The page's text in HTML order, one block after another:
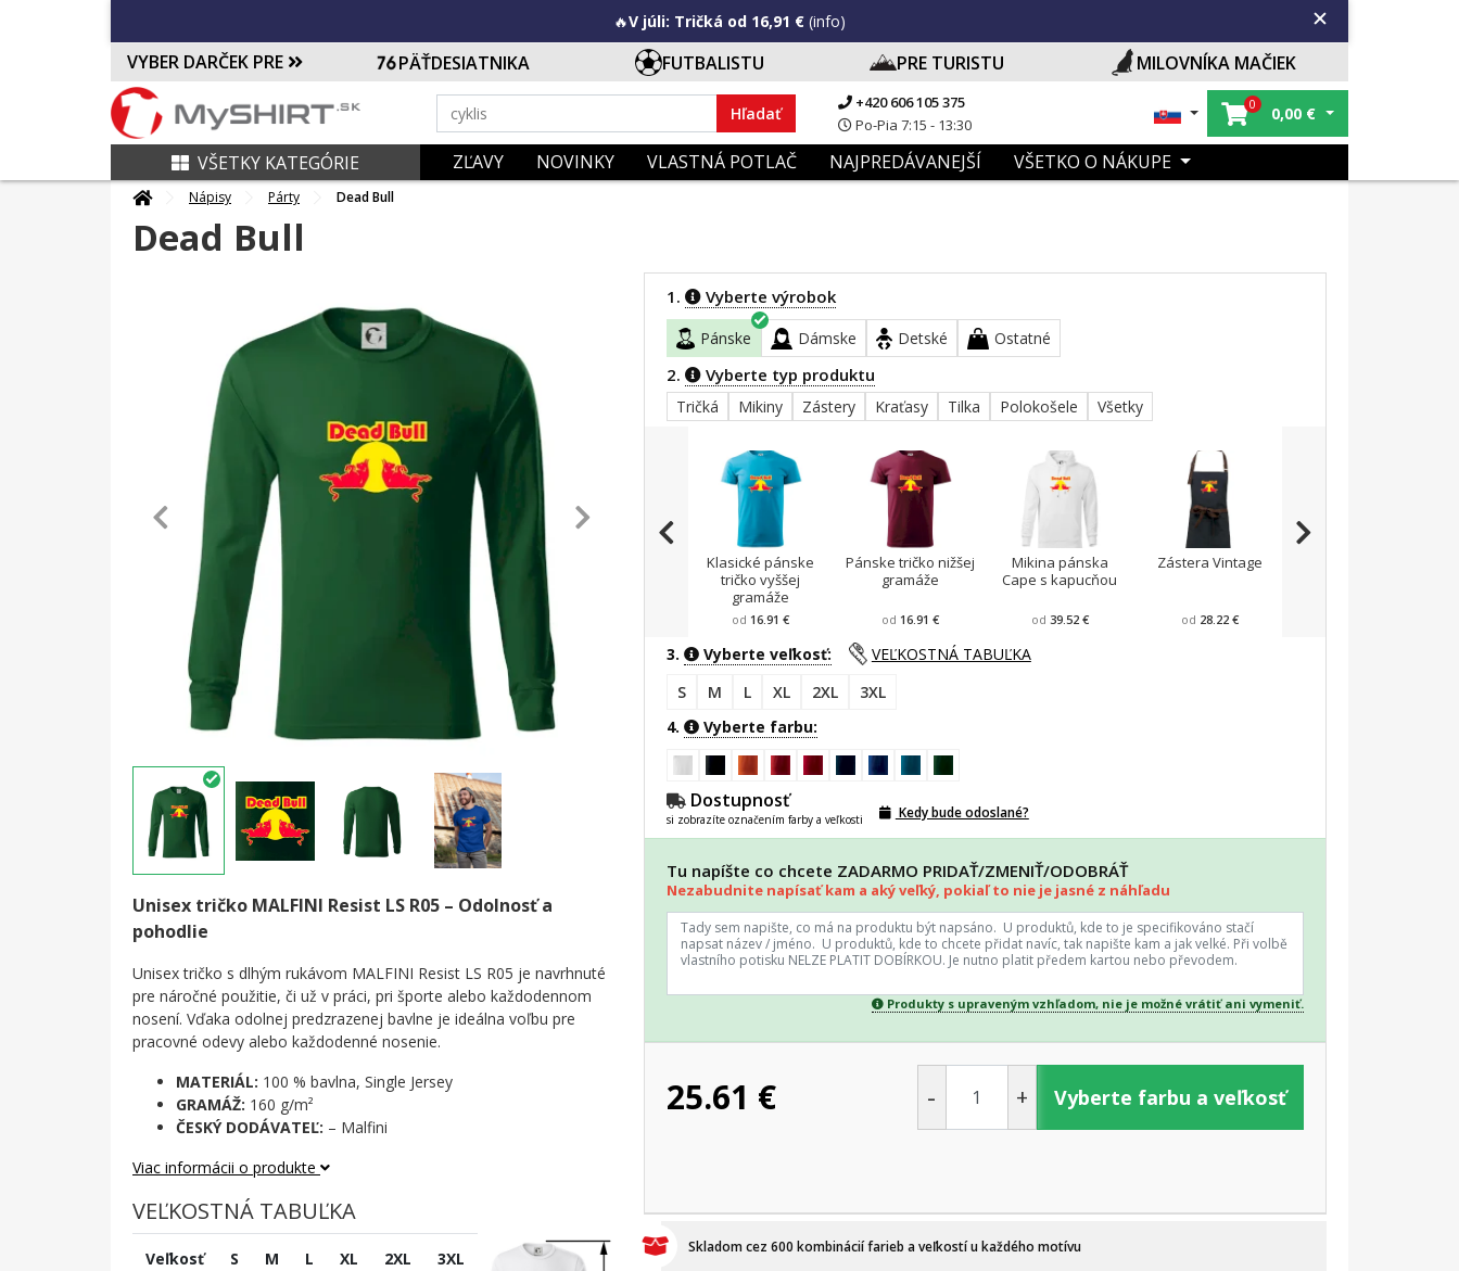
🔥V júli: Tričká od 16,91 € (info)
VYBER DARČEK PRE PÄŤDESIATNIKA FUTBALISTU PRE TURISTU MILOVNÍKA MAČIEK
Hľadať
+420 606 105 375
Po-Pia 7:15 - 13:30
0 0,00 €
VŠETKY KATEGÓRIE ZĽAVY NOVINKY VLASTNÁ POTLAČ NAJPREDÁVANEJŠÍ VŠETKO O NÁKUPE
Nápisy Párty Dead Bull
Dead Bull
Unisex tričko MALFINI Resist LS R05 – Odolnosť a
pohodlie
Unisex tričko s dlhým rukávom MALFINI Resist LS R05 je navrhnuté
pre náročné použitie, či už v práci, pri športe alebo každodennom
nosení. Vďaka odolnej predzrazenej bavlne je ideálna voľbu pre
pracovné odevy alebo každodenné nosenie.
MATERIÁL: 100 % bavlna, Single Jersey
GRAMÁŽ: 160 g/m²
ČESKÝ DODÁVATEĽ: – Malfini
Viac informácii o produkte
VEĽKOSTNÁ TABUĽKA
Veľkosť S M L XL 2XL 3XL
1. Vyberte výrobok
Pánske Dámske Detské Ostatné
2. Vyberte typ produktu
Tričká Mikiny Zástery Kraťasy Tilka Polokošele Všetky
Klasické pánske
tričko vyššej
gramáže
od 16.91 €
Pánske tričko nižšej
gramáže
od 16.91 €
Mikina pánska
Cape s kapucňou
od 39.52 €
Zástera Vintage
od 28.22 €
3. Vyberte veľkosť:
VEĽKOSTNÁ TABUĽKA
S
M L XL 2XL
3XL
4.
Vyberte farbu:
Dostupnosť
si zobrazíte označením farby a veľkosti Kedy bude odoslané?
Tu napíšte co chcete ZADARMO PRIDAŤ/ZMENIŤ/ODOBRÁŤ
Nezabudnite napísať kam a aký veľký, pokiaľ to nie je jasné z náhľadu
Produkty s upraveným vzhľadom, nie je možné vrátiť ani vymeniť.
25.61 € - + Vyberte farbu a veľkosť
Skladom cez 600 kombinácií farieb a veľkostí u každého motívu